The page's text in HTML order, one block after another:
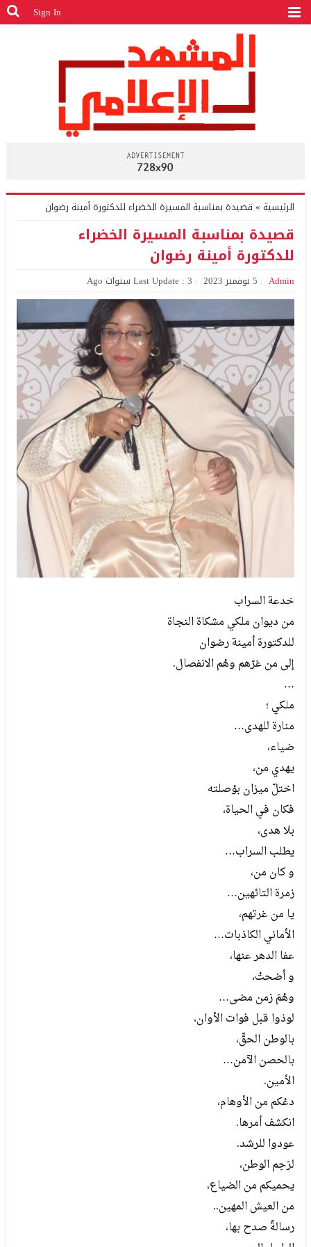
Sign In
الرئيسية » قصيدة بمناسبة المسيرة الخضراء للدكتورة أمينة رضوان
قصيدة بمناسبة المسيرة الخضراء
للدكتورة أمينة رضوان
Admin 5 نوفمبر 2023 Last Update : 3 سنوات Ago
خدعة السراب
من ديوان ملكي مشكاة النجاة
للدكتورة أمينة رضوان
إلى من غرّهم وهْم الانفصال.
…
ملكي ؛
منارة للهدى…
ضياء،
يهدي من،
اختلّ ميزان بوْصلته
فكان في الحياة،
بلا هدى،
يطلب السراب…
و كان من،
زمرة التائهين…
يا من غرتهم،
الأماني الكاذبات…
عفا الدهر عنها،
و أضحتْ،
وهْمَ زمن مضى…
لوذوا قبل فوات الأوان،
بالوطن الحقِّ،
بالحصن الآمن…
الأمين.
دعْكم من الأوهام،
انكشف أمرها.
عودوا للرشد.
لرَحِم الوطن،
يحميكم من الضياع،
من العيش المهين..
رسالةٌ صدح بها،